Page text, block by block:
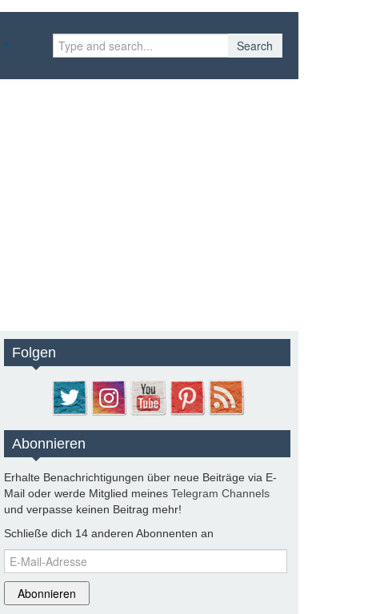
Search
Folgen
Abonnieren
Erhalte Benachrichtigungen über neue Beiträge via E-
Mail oder werde Mitglied meines Telegram Channels
und verpasse keinen Beitrag mehr!
Schließe dich 14 anderen Abonnenten an
E-
Mail-
Adresse
Abonnieren